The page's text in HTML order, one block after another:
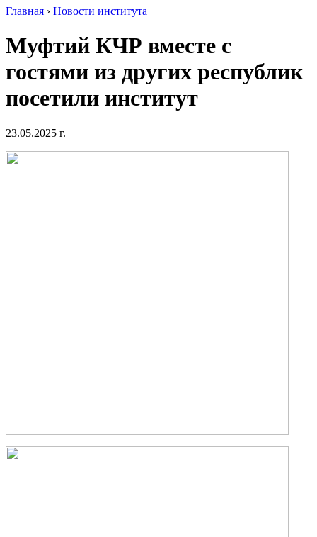
Главная › Новости института
Муфтий КЧР вместе с
гостями из других республик
посетили институт
23.05.2025 г.